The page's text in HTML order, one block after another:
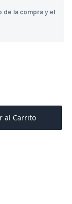
de la compra y el
al Carrito